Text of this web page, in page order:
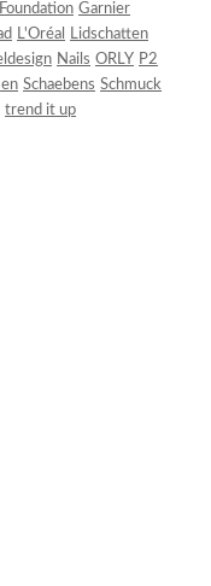
Foundation Garnier
L'Oréal
Lidschatten
Nails ORLY P2
Schaebens Schmuck
trend it up